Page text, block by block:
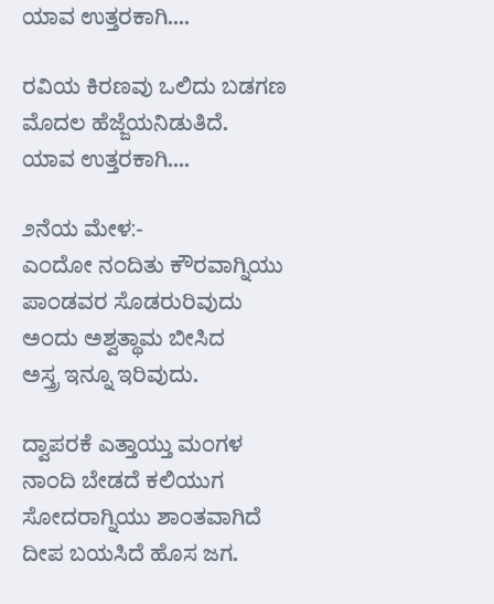
ಯಾವ ಉತ್ತರಕಾಗಿ….
ರವಿಯ ಕಿರಣವು ಒಲಿದು ಬಡಗಣ
ಮೊದಲ ಹೆಜ್ಜೆಯನಿಡುತಿದೆ.
ಯಾವ ಉತ್ತರಕಾಗಿ….
೨ನೆಯ ಮೇಳ:-
ಎಂದೋ ನಂದಿತು ಕೌರವಾಗ್ನಿಯು
ಪಾಂಡವರ ಸೊಡರುರಿವುದು
ಅಂದು ಅಶ್ವತ್ಥಾಮ ಬೀಸಿದ
ಅಸ್ತ್ರ ಇನ್ನೂ ಇರಿವುದು.
ದ್ವಾಪರಕೆ ಎತ್ತಾಯ್ತು ಮಂಗಳ
ನಾಂದಿ ಬೇಡದೆ ಕಲಿಯುಗ
ಸೋದರಾಗ್ನಿಯು ಶಾಂತವಾಗಿದೆ
ದೀಪ ಬಯಸಿದೆ ಹೊಸ ಜಗ.